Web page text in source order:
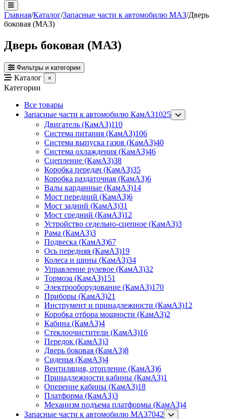
Главная/Каталог/Запасные части к автомобилю МАЗ/Дверь
боковая (МАЗ)
Дверь боковая (МАЗ)
Фильтры и категории
Каталог ×
Категории
Все товары
Запасные части к автомобилю КамАЗ1025
Двигатель (КамАЗ)110
Система питания (КамАЗ)106
Система выпуска газов (КамАЗ)40
Система охлаждения (КамАЗ)46
Сцепление (КамАЗ)38
Коробка передач (КамАЗ)35
Коробка раздаточная (КамАЗ)6
Валы карданные (КамАЗ)14
Мост передний (КамАЗ)6
Мост задний (КамАЗ)31
Мост средний (КамАЗ)12
Устройство седельно-сцепное (КамАЗ)3
Рама (КамАЗ)3
Подвеска (КамАЗ)67
Ось передняя (КамАЗ)19
Колеса и шины (КамАЗ)34
Управление рулевое (КамАЗ)32
Тормоза (КамАЗ)151
Электрооборудование (КамАЗ)170
Приборы (КамАЗ)21
Инструмент и принадлежности (КамАЗ)12
Коробка отбора мощности (КамАЗ)2
Кабина (КамАЗ)4
Стеклоочистители (КамАЗ)16
Передок (КамАЗ)3
Дверь боковая (КамАЗ)8
Сиденья (КамАЗ)4
Вентиляция, отопление (КамАЗ)6
Принадлежности кабины (КамАЗ)1
Оперение кабины (КамАЗ)18
Платформа (КамАЗ)3
Механизм подъема платформы (КамАЗ)4
Запасные части к автомобилю МАЗ7042